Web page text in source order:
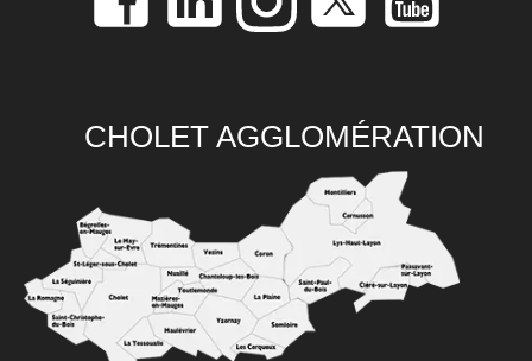
CHOLET AGGLOMÉRATION